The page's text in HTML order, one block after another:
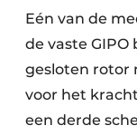
Eén van de
de vaste GIPO
gesloten rotor
voor het
een derde